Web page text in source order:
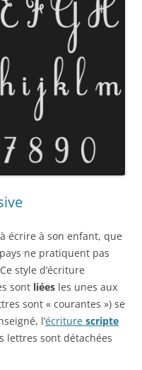
écrire à son enfant, que
ne pratiquent pas
style d’écriture
sont liées les unes aux
sont « courantes ») se
l’écriture scripte
lettres sont détachées